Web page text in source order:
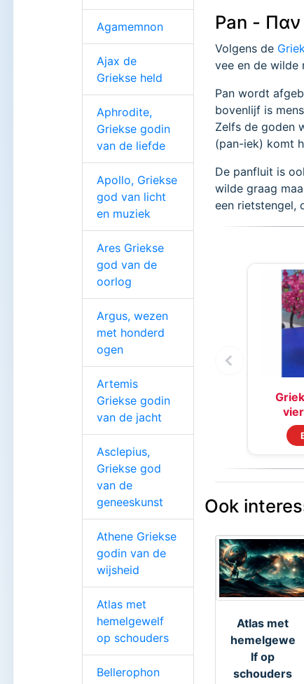
Pan - Παν
Volgens de
vee en de wilde
Pan wordt
bovenlijf is
Zelfs de goden
(pan-iek) komt
De panfluit is
wilde graag
een rietstengel,
Ook
Atlas met
hemelgewe
lf op
schouders
Agamemnon
Ajax de
Griekse held
Aphrodite,
Griekse godin
van de liefde
Apollo, Griekse
god van licht
en muziek
Ares Griekse
god van de
oorlog
Argus, wezen
met honderd
ogen
Artemis
Griekse godin
van de jacht
Asclepius,
Griekse god
van de
geneeskunst
Athene Griekse
godin van de
wijsheid
Atlas met
hemelgewelf
op schouders
Bellerophon